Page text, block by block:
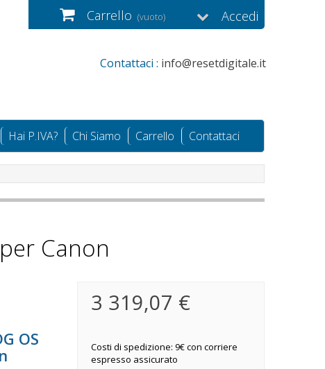
Accedi
Carrello (vuoto)
Contattaci : info@resetdigitale.it
Hai P.IVA? Chi Siamo Carrello Contattaci
Canon
OS
3 319,07 €
Costi di spedizione: 9€ con corriere
espresso assicurato